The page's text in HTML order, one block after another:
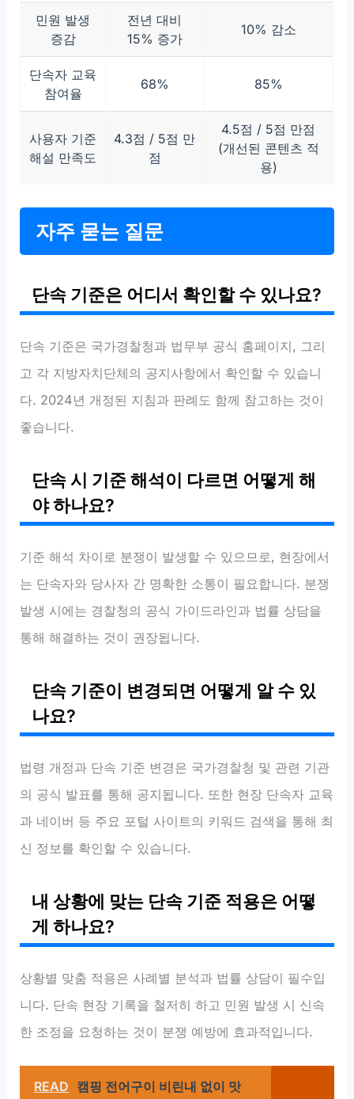
민원 발생
증감
전년 대비
15% 증가
10% 감소
단속자 교육
참여율
68% 85%
사용자 기준
해설 만족도
4.3점 / 5점 만
점
4.5점 / 5점 만점
(개선된 콘텐츠 적
용)
자주 묻는 질문
단속 기준은 어디서 확인할 수 있나요?
단속 기준은 국가경찰청과 법무부 공식 홈페이지, 그리
고 각 지방자치단체의 공지사항에서 확인할 수 있습니
다. 2024년 개정된 지침과 판례도 함께 참고하는 것이
좋습니다.
단속 시 기준 해석이 다르면 어떻게 해
야 하나요?
기준 해석 차이로 분쟁이 발생할 수 있으므로, 현장에서
는 단속자와 당사자 간 명확한 소통이 필요합니다. 분쟁
발생 시에는 경찰청의 공식 가이드라인과 법률 상담을
통해 해결하는 것이 권장됩니다.
단속 기준이 변경되면 어떻게 알 수 있
나요?
법령 개정과 단속 기준 변경은 국가경찰청 및 관련 기관
의 공식 발표를 통해 공지됩니다. 또한 현장 단속자 교육
과 네이버 등 주요 포털 사이트의 키워드 검색을 통해 최
신 정보를 확인할 수 있습니다.
내 상황에 맞는 단속 기준 적용은 어떻
게 하나요?
상황별 맞춤 적용은 사례별 분석과 법률 상담이 필수입
니다. 단속 현장 기록을 철저히 하고 민원 발생 시 신속
한 조정을 요청하는 것이 분쟁 예방에 효과적입니다.
READ 캠핑 전어구이 비린내 없이 맛